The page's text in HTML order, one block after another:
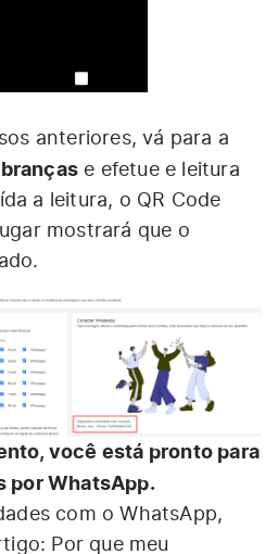
anteriores, vá para a
e efetue e leitura
a leitura, o QR Code
mostrará que o
você está pronto para
por WhatsApp.
com o WhatsApp,
Por que meu